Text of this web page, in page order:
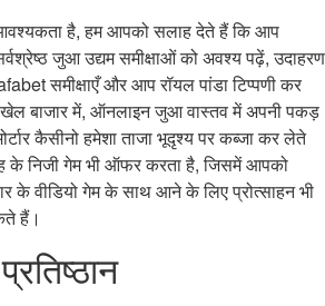
है, हम आपको सलाह देते हैं कि आप
जुआ उद्यम समीक्षाओं को अवश्य पढ़ें, उदाहरण
समीक्षाएँ और आप रॉयल पांडा टिप्पणी कर
में, ऑनलाइन जुआ वास्तव में अपनी पकड़
कैसीनो हमेशा ताजा भूदृश्य पर कब्जा कर लेते
के निजी गेम भी ऑफर करता है, जिसमें आपको
के वीडियो गेम के साथ आने के लिए प्रोत्साहन भी
हैं।